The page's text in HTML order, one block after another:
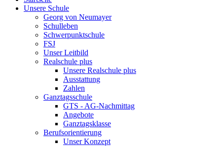
Unsere Schule
Georg von Neumayer
Schulleben
Schwerpunktschule
FSJ
Unser Leitbild
Realschule plus
Unsere Realschule plus
Ausstattung
Zahlen
Ganztagsschule
GTS - AG-Nachmittag
Angebote
Ganztagsklasse
Berufsorientierung
Unser Konzept